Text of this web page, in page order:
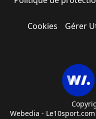
Cookies Gérer
Webedia -